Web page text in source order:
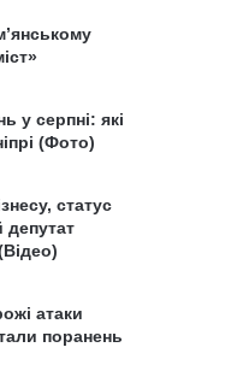
у серпні: які
(Фото)
статус
депутат
атаки
поранень